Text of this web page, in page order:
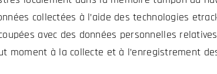
collectées à l’aide des technologies
avec des données personnelles
moment à la collecte et à l’enregistrement